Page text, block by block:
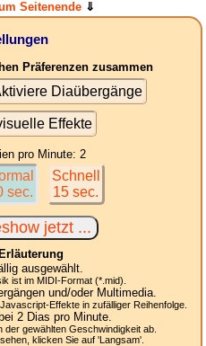
Seitenende ⇓
Präferenzen zusammen
Diaübergänge
Effekte
pro Minute: 2
sec.
Schnell
15 sec.
ausgewählt.
ist im MIDI-Format (*.mid).
und/oder Multimedia.
Effekte in zufälliger Reihenfolge.
2 Dias pro Minute.
gewählten Geschwindigkeit ab.
klicken Sie auf 'Langsam'.